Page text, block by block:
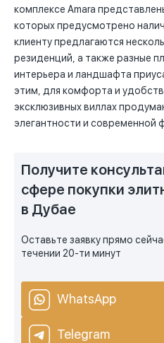
комплексе Amara
которых предусмотрено
клиенту предлагаются
резиденций, а также разные
интерьера и ландшафта
этим, для комфорта и
эксклюзивных виллах
элегантности и современной
Получите
сфере покупки
в Дубае
Оставьте заявку прямо
течении 20-ти минут
WhatsApp
Telegram